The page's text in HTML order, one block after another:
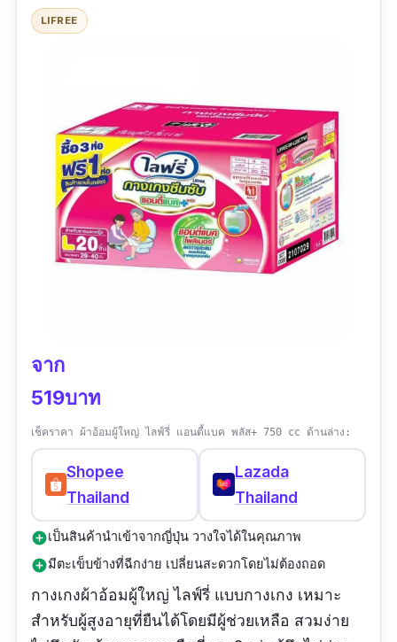
LIFREE
จาก
519บาท
เช็คราคา ผ้าอ้อมผู้ใหญ่ ไลฟ์รี่ แอนตี้แบค พลัส+ 750 cc ด้านล่าง:
Shopee
Thailand
Lazada
Thailand
add_circleเป็นสินค้านำเข้าจากญี่ปุ่น วางใจได้ในคุณภาพ
add_circleมีตะเข็บข้างที่ฉีกง่าย เปลี่ยนสะดวกโดยไม่ต้องถอด
กางเกงผ้าอ้อมผู้ใหญ่ ไลฟ์รี่ แบบกางเกง เหมาะ
สำหรับผู้สูงอายุที่ยืนได้โดยมีผู้ช่วยเหลือ สวมง่าย